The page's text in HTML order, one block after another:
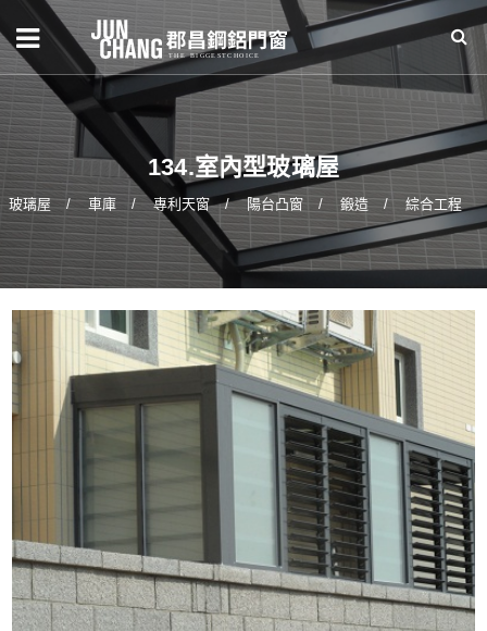
134.室內型玻璃屋
玻璃屋 車庫 專利天窗 陽台凸窗 鍛造 綜合工程